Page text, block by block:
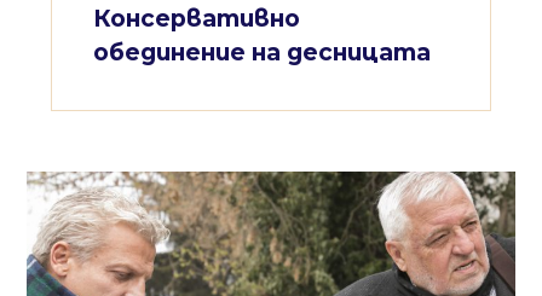
Консервативно
обединение на десницата